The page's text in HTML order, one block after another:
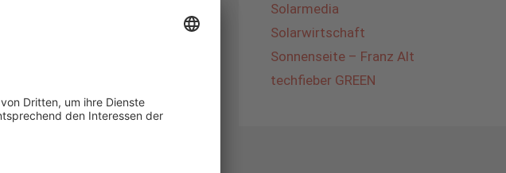
Solarmedia
Solarwirtschaft
Sonnenseite – Franz Alt
techfieber GREEN